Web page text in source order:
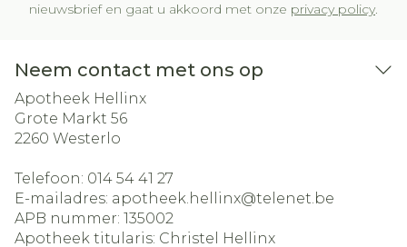
nieuwsbrief en gaat u akkoord met onze privacy policy.
Neem contact met ons op
Apotheek Hellinx
Grote Markt 56
2260 Westerlo
Telefoon: 014 54 41 27
E-mailadres: apotheek.hellinx@telenet.be
APB nummer: 135002
Apotheek titularis: Christel Hellinx